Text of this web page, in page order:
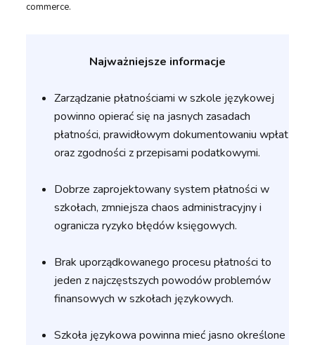
commerce.
Najważniejsze informacje
Zarządzanie płatnościami w szkole językowej
powinno opierać się na jasnych zasadach
płatności, prawidłowym dokumentowaniu wpłat
oraz zgodności z przepisami podatkowymi.
Dobrze zaprojektowany system płatności w
szkołach, zmniejsza chaos administracyjny i
ogranicza ryzyko błędów księgowych.
Brak uporządkowanego procesu płatności to
jeden z najczęstszych powodów problemów
finansowych w szkołach językowych.
Szkoła językowa powinna mieć jasno określone